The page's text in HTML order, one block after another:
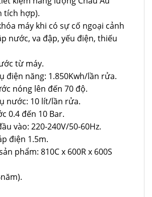
tích hợp).
máy khi có sự cố ngoại cảnh
nước, va đập, yếu điện, thiếu
từ máy.
điện năng: 1.850Kwh/lần rửa.
nóng lên đến 70 độ.
nước: 10 lít/lần rửa.
0.4 đến 10 Bar.
vào: 220-240V/50-60Hz.
điện 1.5m.
phẩm: 810C x 600R x 600S